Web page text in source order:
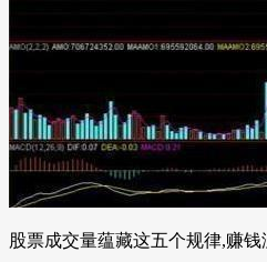
股票成交量蕴藏这五个规律,赚